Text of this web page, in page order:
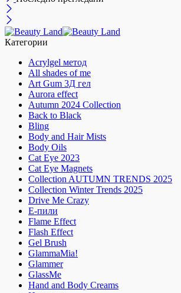
Категории
Acrylgel метод
All shades of me
Art Gum 3Д гел
Aurora effect
Autumn 2024 Collection
Back to Black
Bling
Body and Hair Mists
Body Oils
Cat Eye 2023
Cat Eye Magnets
Collection AUTUMN TRENDS 2025
Collection Winter Trends 2025
Drive Me Crazy
E-пили
Flame Effect
Flash Effect
Gel Brush
GlammaMia!
Glammer
GlassMe
Hand and Body Creams